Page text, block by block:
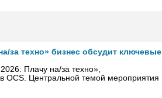
за техно» бизнес обсудит ключевые
Плачу на/за техно»,
OCS. Центральной темой мероприятия